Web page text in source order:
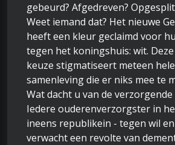
gebeurd? Afgedreven?
Weet iemand dat? Het nieuwe
heeft een kleur geclaimd voor
tegen het koningshuis: wit.
keuze stigmatiseert meteen
samenleving die er niks mee te
Wat dacht u van de
Iedere ouderenverzorgster in
ineens republikein - tegen wil
verwacht een revolte van